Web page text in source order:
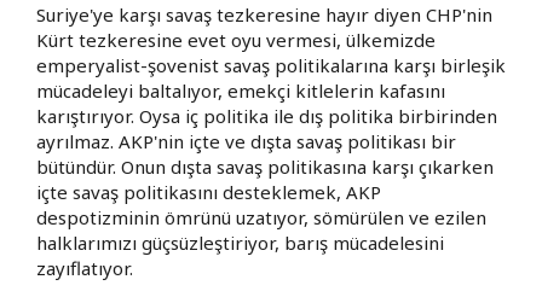
Suriye'ye karşı savaş tezkeresine hayır diyen CHP'nin
Kürt tezkeresine evet oyu vermesi, ülkemizde
emperyalist-şovenist savaş politikalarına karşı birleşik
mücadeleyi baltalıyor, emekçi kitlelerin kafasını
karıştırıyor. Oysa iç politika ile dış politika birbirinden
ayrılmaz. AKP'nin içte ve dışta savaş politikası bir
bütündür. Onun dışta savaş politikasına karşı çıkarken
içte savaş politikasını desteklemek, AKP
despotizminin ömrünü uzatıyor, sömürülen ve ezilen
halklarımızı güçsüzleştiriyor, barış mücadelesini
zayıflatıyor.